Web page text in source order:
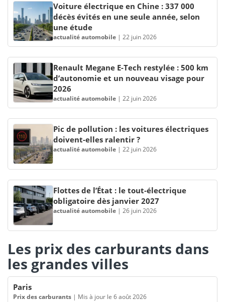
Voiture électrique en Chine : 337 000
décès évités en une seule année, selon
une étude
actualité automobile | 22 juin 2026
Renault Megane E-Tech restylée : 500 km
d’autonomie et un nouveau visage pour
2026
actualité automobile | 22 juin 2026
Pic de pollution : les voitures électriques
doivent-elles ralentir ?
actualité automobile | 22 juin 2026
Flottes de l’État : le tout-électrique
obligatoire dès janvier 2027
actualité automobile | 26 juin 2026
Les prix des carburants dans
les grandes villes
Paris
Prix des carburants | Mis à jour le 6 août 2026